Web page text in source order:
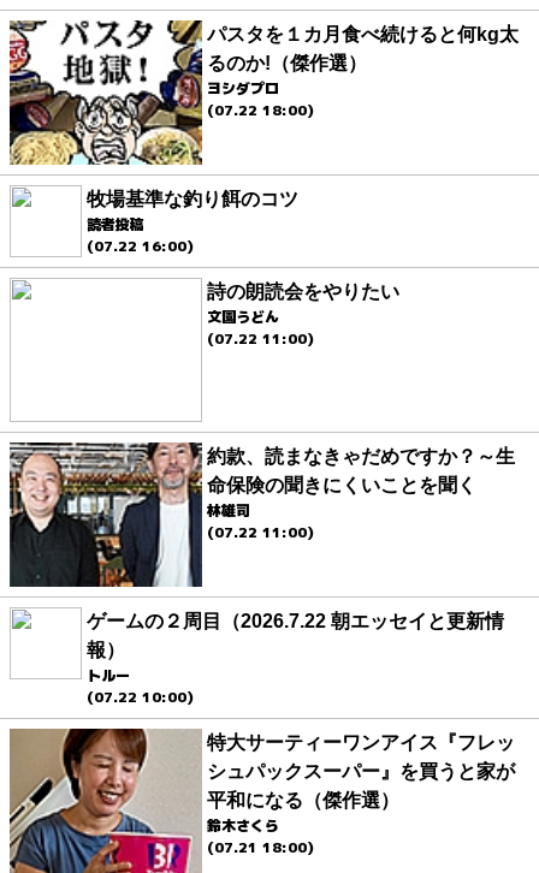
パスタを１カ月食べ続けると何kg太
るのか!（傑作選）
ヨシダプロ
(07.22 18:00)
牧場基準な釣り餌のコツ
読者投稿
(07.22 16:00)
詩の朗読会をやりたい
文園うどん
(07.22 11:00)
約款、読まなきゃだめですか？～生
命保険の聞きにくいことを聞く
林雄司
(07.22 11:00)
ゲームの２周目（2026.7.22 朝エッセイと更新情
報）
トルー
(07.22 10:00)
特大サーティーワンアイス『フレッ
シュパックスーパー』を買うと家が
平和になる（傑作選）
鈴木さくら
(07.21 18:00)